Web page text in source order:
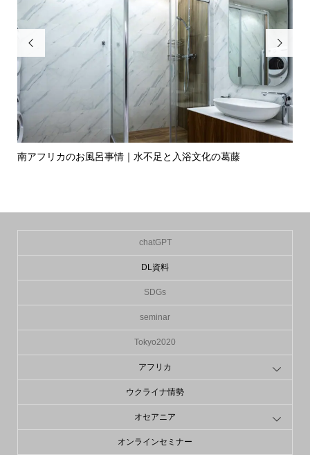

南アフリカのお風呂事情｜水不足と入浴文化の葛藤

chatGPT
DL資料
SDGs
seminar
Tokyo2020
アフリカ
ウクライナ情勢
オセアニア
オンラインセミナー